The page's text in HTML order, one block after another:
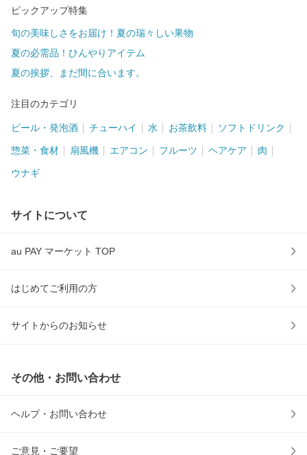
ピックアップ特集
旬の美味しさをお届け！夏の瑞々しい果物
夏の必需品！ひんやりアイテム
夏の挨拶、まだ間に合います。
注目のカテゴリ
ビール・発泡酒 チューハイ 水 お茶飲料 ソフトドリンク
惣菜・食材 扇風機 エアコン フルーツ ヘアケア 肉
ウナギ
サイトについて
au PAY マーケット TOP
はじめてご利用の方
サイトからのお知らせ
その他・お問い合わせ
ヘルプ・お問い合わせ
ご意見・ご要望